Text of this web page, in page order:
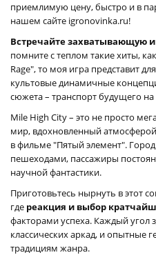
приемлимую цену, быстро и в
нашем сайте igronovinka.ru!
Встречайте захватывающую
помните с теплом такие хиты,
Rage", то моя игра представит
культовые динамичные
сюжета – транспорт будущего
Mile High City – это не просто
мир, вдохновленный
в фильме "Пятый элемент".
пешеходами, пассажиры
научной фантастики.
Приготовьтесь нырнуть в этот
где реакция и выбор
факторами успеха. Каждый угол
классических аркад, и опытные
традициям жанра.